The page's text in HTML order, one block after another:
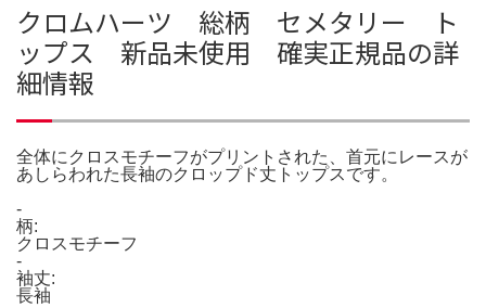
クロムハーツ 総柄 セメタリー ト
ップス 新品未使用 確実正規品の詳
細情報
全体にクロスモチーフがプリントされた、首元にレースが
あしらわれた長袖のクロップド丈トップスです。
-
柄:
クロスモチーフ
-
袖丈:
長袖